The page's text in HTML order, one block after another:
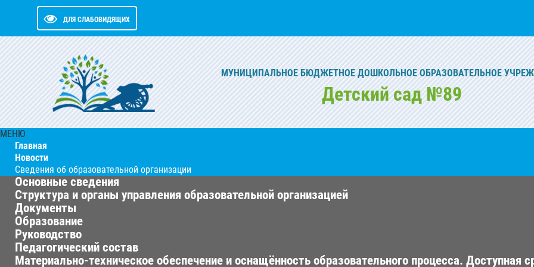
ДЛЯ СЛАБОВИДЯЩИХ
МУНИЦИПАЛЬНОЕ БЮДЖЕТНОЕ ДОШКОЛЬНОЕ ОБРАЗОВАТЕЛЬНОЕ
Детский сад №89
МЕНЮ
Главная
Новости
Сведения об образовательной организации
Основные сведения
Структура и органы управления образовательной организацией
Документы
Образование
Руководство
Педагогический состав
Материально-техническое обеспечение и оснащённость образовательного процесса. Доступная